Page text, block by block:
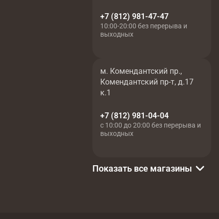
+7 (812) 981-47-47
10:00-20:00 без перерыва и
выходных
м. Комендантский пр.,
Комендантский пр-т, д.17
к.1
+7 (812) 981-04-04
с 10:00 до 20:00 без перерыва и
выходных
Показать все магазины